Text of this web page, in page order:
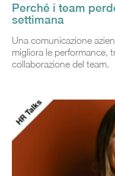
Perché i team
settimana
Una comunicazione
migliora le performance,
collaborazione del team.